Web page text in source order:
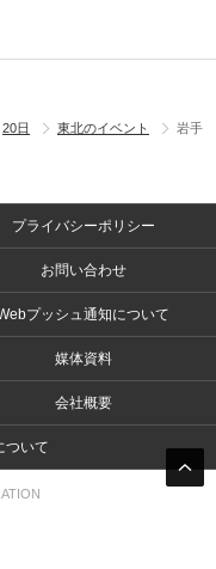
20日 東北のイベント
岩手
プライバシーポリシー
お問い合わせ
プッシュ通知について
媒体資料
会社概要
ついて